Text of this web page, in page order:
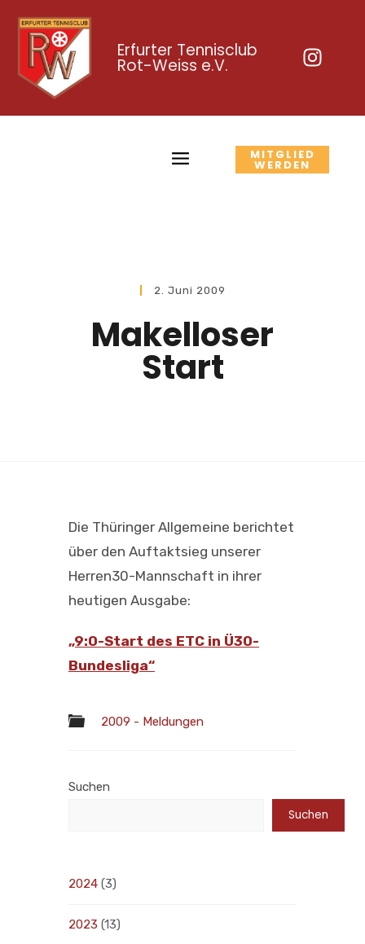
Erfurter Tennisclub
Rot-Weiss e.V.
MITGLIED
WERDEN
2. Juni 2009
Makelloser
Start
Die Thüringer Allgemeine berichtet
über den Auftaktsieg unserer
Herren30-Mannschaft in ihrer
heutigen Ausgabe:
„9:0-Start des ETC in Ü30-
Bundesliga“
2009 - Meldungen
Suchen
Suchen
2024 (3)
2023 (13)